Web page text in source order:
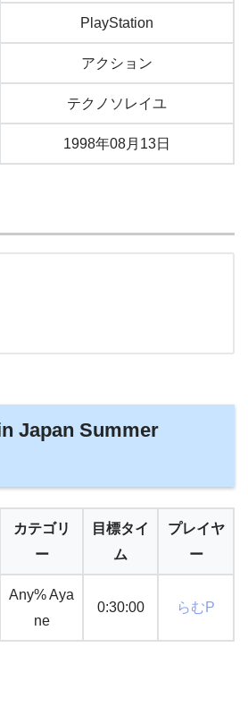
PlayStation
アクション
テクノソレイユ
1998年08月13日
Japan Summer
カテゴリ
ー
目標タイ
ム
プレイヤ
ー
Any% Aya
ne
0:30:00 らむP